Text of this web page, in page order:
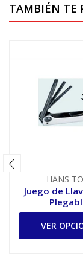
TAMBIÉN TE
HANS
Juego de
VER